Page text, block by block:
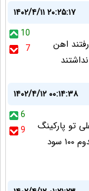
۱۴۰۲/۴/۱۱ ۲۰:۲۵:۱۷
10
7
اهن
۱۴۰۲/۴/۱۲ ۰۰:۱۴:۳۸
6
9
تو پارکینگ
یکی دم در باد کرده میخواست رو هر هرکدوم ۱۰۰ سود